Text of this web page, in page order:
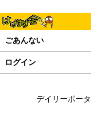
ごあんない
ログイン
デイリーポー